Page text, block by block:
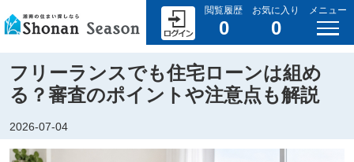
閲覧履歴
0
お気に入り
0
メニュー
フリーランスでも住宅ローンは組め
る？審査のポイントや注意点も解説
2026-07-04